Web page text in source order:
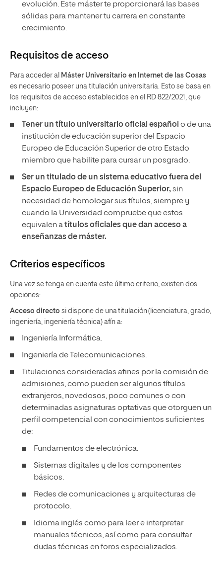
evolución. Este máster te proporcionará las bases
sólidas para mantener tu carrera en constante
crecimiento.
Requisitos de acceso
Para acceder al Máster Universitario en Internet de las Cosas
es necesario poseer una titulación universitaria. Esto se basa en
los requisitos de acceso establecidos en el RD 822/2021, que
incluyen:
Tener un título universitario oficial español o de una
institución de educación superior del Espacio
Europeo de Educación Superior de otro Estado
miembro que habilite para cursar un posgrado.
Ser un titulado de un sistema educativo fuera del
Espacio Europeo de Educación Superior,sin
necesidad de homologar sus títulos, siempre y
cuando la Universidad compruebe que estos
equivalen atítulos oficiales que dan acceso a
enseñanzas de máster.
Criterios específicos
Una vez se tenga en cuenta este último criterio, existen dos
opciones:
Acceso directo si dispone de una titulación (licenciatura, grado,
ingeniería, ingeniería técnica) afín a:
Ingeniería Informática.
Ingeniería de Telecomunicaciones.
Titulaciones consideradas afines por la comisión de
admisiones, como pueden ser algunos títulos
extranjeros, novedosos, poco comunes o con
determinadas asignaturas optativas que otorguen un
perfil competencial con conocimientos suficientes
de:
Fundamentos de electrónica.
Sistemas digitales y de los componentes
básicos.
Redes de comunicaciones y arquitecturas de
protocolo.
Idioma inglés como para leer e interpretar
manuales técnicos, así como para consultar
dudas técnicas en foros especializados.